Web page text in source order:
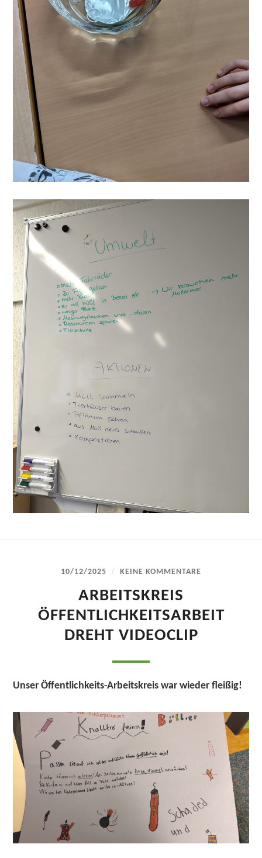
10/12/2025 / KEINE KOMMENTARE
ARBEITSKREIS
ÖFFENTLICHKEITSARBEIT
DREHT VIDEOCLIP
Unser Öffentlichkeits-Arbeitskreis war wieder fleißig!